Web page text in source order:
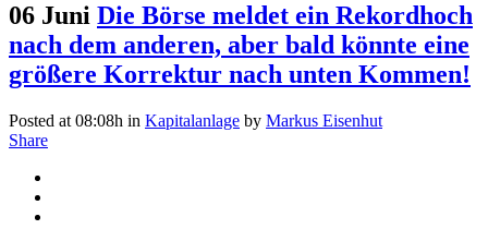
06 Juni Die Börse meldet ein Rekordhoch
nach dem anderen, aber bald könnte eine
größere Korrektur nach unten Kommen!
Posted at 08:08h in Kapitalanlage by Markus Eisenhut
Share